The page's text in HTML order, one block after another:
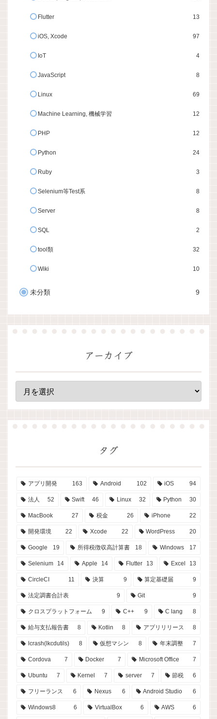
Flutter 13
iOS, Xcode 97
IoT 4
JavaScript 8
Linux 69
Machine Learning, 機械学習 12
PHP 12
Python 24
Ruby 3
Selenium等Test系 8
Server 8
SQL 2
tool類 32
Wiki 10
未分類 9
アーカイブ
タグ
アプリ開発 163 Android 102 iOS 94
法人 52 Swift 46 Linux 32 Python 30
MacBook 27 税金 26 iPhone 22
開発環境 22 Xcode 22 WordPress 20
Google 19 所得税徴収高計算書 18 Windows 17
Selenium 14 Apple 14 Flutter 13 Excel 13
CircleCI 11 決算 9 算定基礎届 9
法定調書合計表 9 Git 9
クロスプラットフォーム 9 C++ 9 C lang 8
給与支払報告書 8 Kotlin 8 アプリリリース 8
lcrash(lkcdutils) 8 仮想マシン 8 年末調整 7
Cordova 7 Docker 7 Microsoft Office 7
Ubuntu 7 Kernel 7 server 7 節税 6
フリーランス 6 Nexus 6 Android Studio 6
Windows8 6 VirtualBox 6 AWS 6